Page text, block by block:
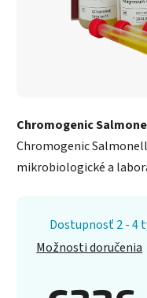
Chromogenic
Chromogenic
mikrobiologické a
Dostupnosť 2 - 4
Možnosti doručenia